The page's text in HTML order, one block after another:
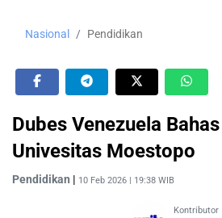
Nasional Pendidikan
Dubes Venezuela
Univesitas Moestopo
Pendidikan | 10 Feb 2026 | 19:38 WIB
Kontributor